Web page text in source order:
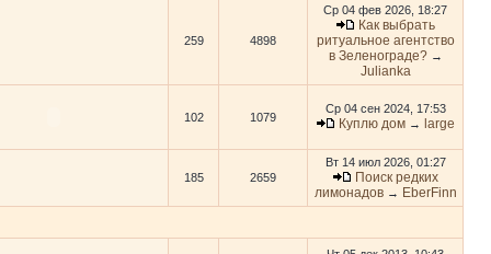
259 4898
Ср 04 фев 2026, 18:27
Как выбрать
ритуальное агентство
в Зеленограде?→
Julianka
102 1079
Ср 04 сен 2024, 17:53
Куплю дом → large
185 2659
Вт 14 июл 2026, 01:27
Поиск редких
лимонадов→ EberFinn